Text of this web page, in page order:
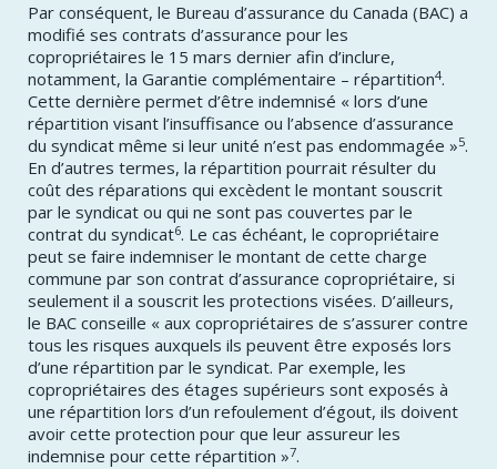
Par conséquent, le Bureau d’assurance du Canada (BAC) a
modifié ses contrats d’assurance pour les
copropriétaires le 15 mars dernier afin d’inclure,
notamment, la Garantie complémentaire – répartition4.
Cette dernière permet d’être indemnisé « lors d’une
répartition visant l’insuffisance ou l’absence d’assurance
du syndicat même si leur unité n’est pas endommagée »5.
En d’autres termes, la répartition pourrait résulter du
coût des réparations qui excèdent le montant souscrit
par le syndicat ou qui ne sont pas couvertes par le
contrat du syndicat6. Le cas échéant, le copropriétaire
peut se faire indemniser le montant de cette charge
commune par son contrat d’assurance copropriétaire, si
seulement il a souscrit les protections visées. D’ailleurs,
le BAC conseille « aux copropriétaires de s’assurer contre
tous les risques auxquels ils peuvent être exposés lors
d’une répartition par le syndicat. Par exemple, les
copropriétaires des étages supérieurs sont exposés à
une répartition lors d’un refoulement d’égout, ils doivent
avoir cette protection pour que leur assureur les
indemnise pour cette répartition »7.